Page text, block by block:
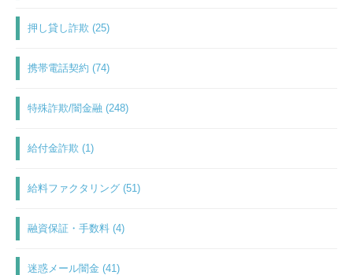
押し貸し詐欺 (25)
携帯電話契約 (74)
特殊詐欺/闇金融 (248)
給付金詐欺 (1)
給料ファクタリング (51)
融資保証・手数料 (4)
迷惑メール闇金 (41)